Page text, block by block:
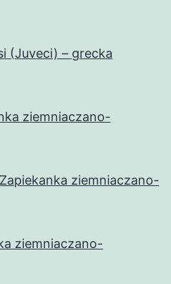
(Juveci) – grecka
ziemniaczano-
Zapiekanka ziemniaczano-
ziemniaczano-